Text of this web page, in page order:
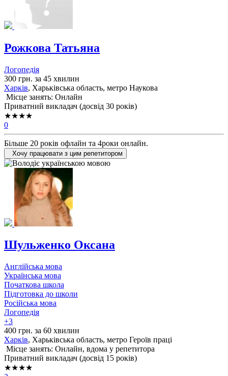
Рожкова Татьяна
Логопедія
300 грн. за 45 хвилин
Харків, Харьківська область, метро Наукова
Місце занять: Онлайн
Приватний викладач (досвід 30 років)
★★★★
0
Більше 20 років офлайн та 4роки онлайн.
Хочу працювати з цим репетитором
Шульженко Оксана
Англійська мова
Українська мова
Початкова школа
Підготовка до школи
Російська мова
Логопедія
+3
400 грн. за 60 хвилин
Харків, Харьківська область, метро Героїв праці
Місце занять: Онлайн, вдома у репетитора
Приватний викладач (досвід 15 років)
★★★★